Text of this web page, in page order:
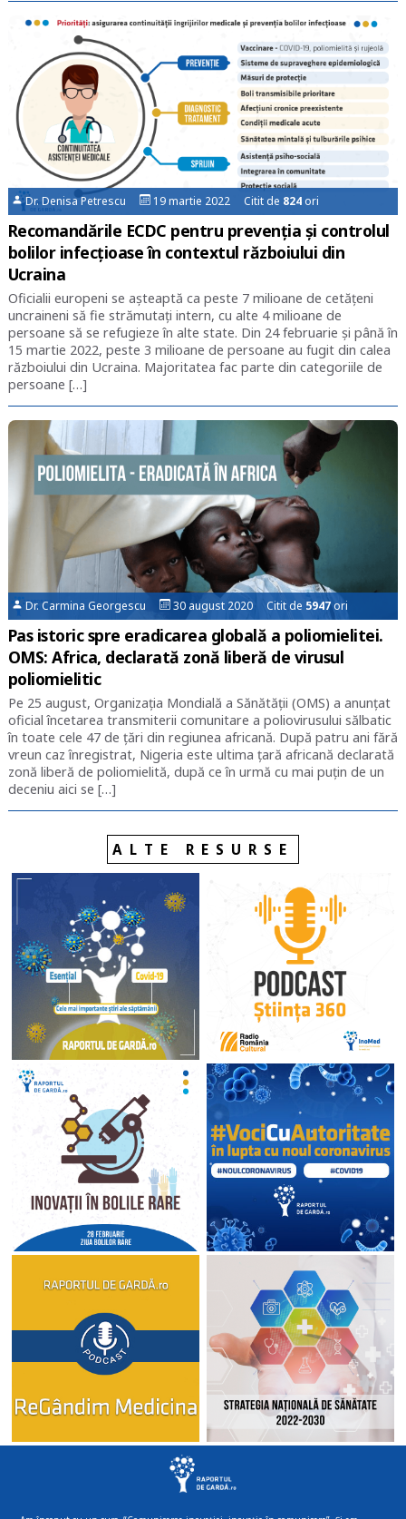
Dr. Denisa Petrescu 19 martie 2022 Citit de 824 ori
Recomandările ECDC pentru prevenția și controlul
bolilor infecțioase în contextul războiului din
Ucraina
Oficialii europeni se așteaptă ca peste 7 milioane de cetățeni
uncraineni să fie strămutați intern, cu alte 4 milioane de
persoane să se refugieze în alte state. Din 24 februarie și până în
15 martie 2022, peste 3 milioane de persoane au fugit din calea
războiului din Ucraina. Majoritatea fac parte din categoriile de
persoane […]
Dr. Carmina Georgescu 30 august 2020 Citit de 5947ori
Pas istoric spre eradicarea globală a poliomielitei.
OMS: Africa, declarată zonă liberă de virusul
poliomielitic
Pe 25 august, Organizația Mondială a Sănătății (OMS) a anunțat
oficial încetarea transmiterii comunitare a poliovirusului sălbatic
în toate cele 47 de țări din regiunea africană. După patru ani fără
vreun caz înregistrat, Nigeria este ultima țară africană declarată
zonă liberă de poliomielită, după ce în urmă cu mai puțin de un
deceniu aici se […]
ALTE RESURSE